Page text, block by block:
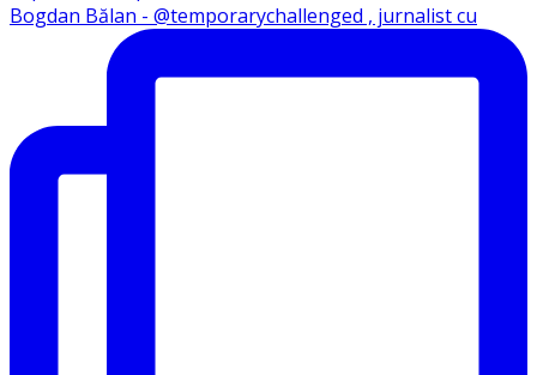
Bogdan Bălan - @temporarychallenged , jurnalist cu